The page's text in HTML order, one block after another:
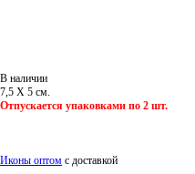
В наличии
7,5 Х 5 см.
Отпускается упаковками по 2 шт.
Иконы оптом с доставкой